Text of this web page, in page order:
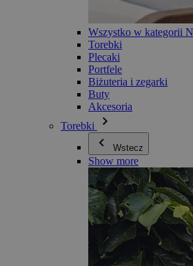
Wszystko w kategorii
Torebki
Plecaki
Portfele
Biżuteria i zegarki
Buty
Akcesoria
Torebki
Wstecz
Show more